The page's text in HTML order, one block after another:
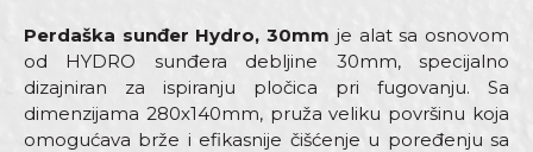
Perdaška sunđer Hydro, 30mm je alat sa osnovom
od HYDRO sunđera debljine 30mm, specijalno
dizajniran za ispiranju pločica pri fugovanju. Sa
dimenzijama 280x140mm, pruža veliku površinu koja
omogućava brže i efikasnije čišćenje u poređenju sa